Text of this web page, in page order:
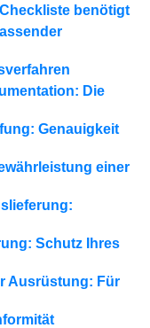
benötigt
Die
Genauigkeit
einer
Schutz Ihres
Ausrüstung: Für